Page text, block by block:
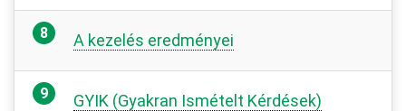
A kezelés eredményei
GYIK (Gyakran Ismételt Kérdések)